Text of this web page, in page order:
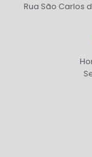
Rua São Carlos